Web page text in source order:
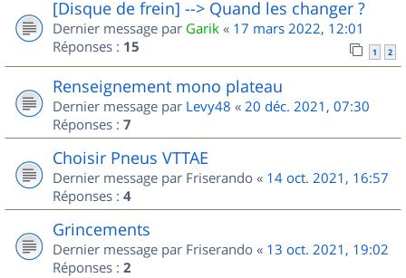
[Disque de frein] --> Quand les changer ?
Dernier message par Garik « 17 mars 2022, 12:01
Réponses : 15 1 2
Renseignement mono plateau
Dernier message par Levy48 « 20 déc. 2021, 07:30
Réponses : 7
Choisir Pneus VTTAE
Dernier message par Friserando « 14 oct. 2021, 16:57
Réponses : 4
Grincements
Dernier message par Friserando « 13 oct. 2021, 19:02
Réponses : 2